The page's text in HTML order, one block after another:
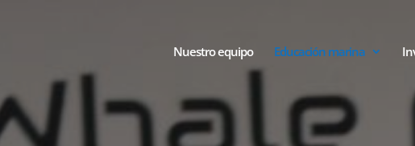
Nuestro equipo Educación marina